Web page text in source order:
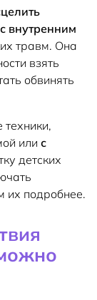
внутренним
травм. Она
взять
обвинять
или с
детских
их подробнее.